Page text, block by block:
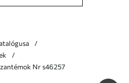
krizantémok Nr s46257